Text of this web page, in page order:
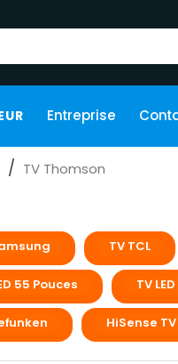
Entreprise
TV Thomson
TV TCL
55 Pouces TV
HiSense TV